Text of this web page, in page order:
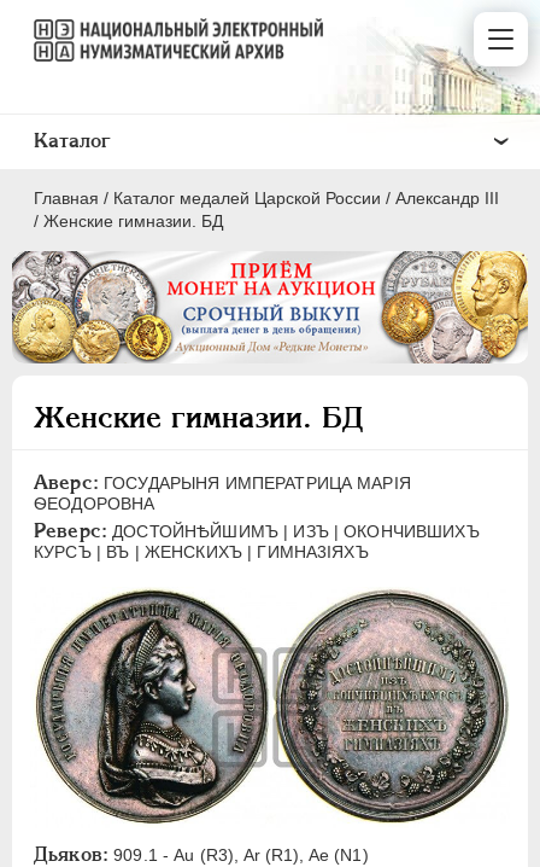
Главная / Каталог медалей Царской России / Александр III
/ Женские гимназии. БД
Женские гимназии. БД
Аверс: ГОСУДАРЫНЯ ИМПЕРАТРИЦА МАРIЯ
ѲEОДОРОВНА
Реверс: ДОСТОЙНѢЙШИМЪ | ИЗЪ | ОКОНЧИВШИХЪ
КУРСЪ | ВЪ | ЖЕНСКИХЪ | ГИМНА3IЯХЪ
Дьяков: 909.1 - Au (R3), Ar (R1), Ae (N1)
Каталог
ВСЕ
ЕКАТЕРИНА I
1725-1727
АННА ИОАННОВНА 1730-1740
ИОАНН АНТОНОВИЧ 1740-1741
ЕЛИЗАВЕТА 1741-1762
1762-1762
ЕКАТЕРИНА II 1762-1796
ПАВЕЛ I 1796-1801
АЛЕКСАНДР I 1801-1825
НИКОЛАЙ I 1826-1855
АЛЕКСАНДР II 1855-1881
АЛЕКСАНДР III 1881-1894